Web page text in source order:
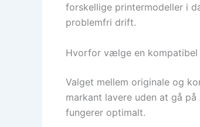
forskellige printermodeller i
problemfri drift.
Hvorfor vælge en
Valget mellem originale og
markant lavere uden at gå
fungerer optimalt.